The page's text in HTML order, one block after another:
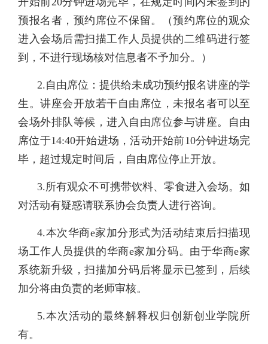
预报名者，预约席位不保留。（预约席位的观众
进入会场后需扫描工作人员提供的二维码进行签
到，不进行现场核对信息者不予加分。）
2.自由席位：提供给未成功预约报名讲座的学
生。讲座会开放若干自由席位，未报名者可以至
会场外排队等候，进入自由席位参与讲座。自由
席位于14:40开始进场，活动开始前10分钟进场完
毕，超过规定时间后，自由席位停止开放。
3.所有观众不可携带饮料、零食进入会场。如
对活动有疑惑请联系协会负责人进行咨询。
4.本次华商e家加分形式为活动结束后扫描现
场工作人员提供的华商e家加分码。由于华商e家
系统新升级，扫描加分码后将显示已签到，后续
加分将由负责的老师审核。
5.本次活动的最终解释权归创新创业学院所
有。